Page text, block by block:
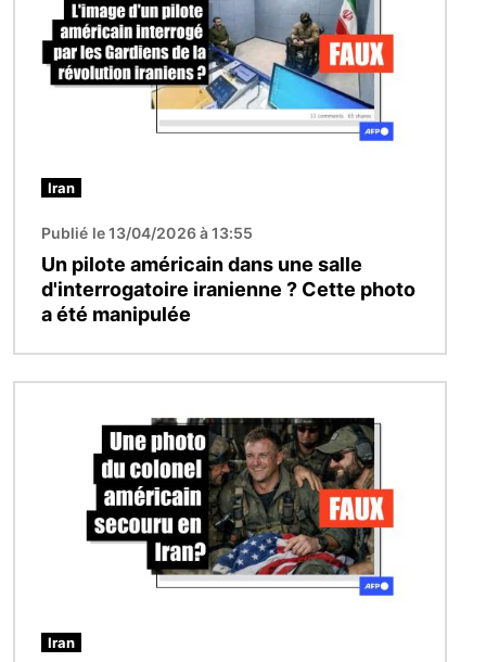
Iran
Publié le 13/04/2026 à 13:55
Un pilote américain dans une salle
d'interrogatoire iranienne ? Cette photo
a été manipulée
Iran